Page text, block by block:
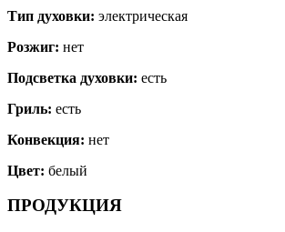
Тип духовки: электрическая
Розжиг: нет
Подсветка духовки: есть
Гриль: есть
Конвекция: нет
Цвет: белый
ПРОДУКЦИЯ